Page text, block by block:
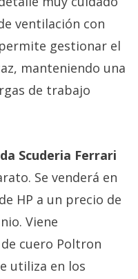
ventilación con
gestionar el
manteniendo una
de trabajo
Scuderia Ferrari
Se venderá en
HP a un precio de
Viene
cuero Poltron
utiliza en los